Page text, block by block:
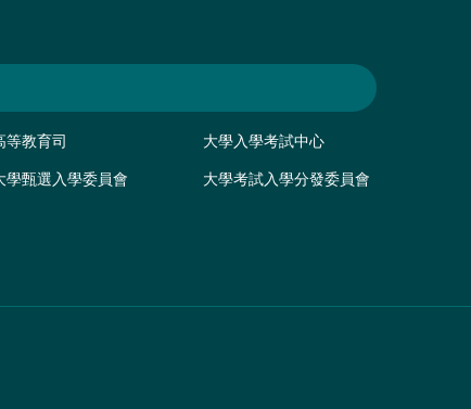
等教育司 大學入學考試中心
學甄選入學委員會 大學考試入學分發委員會